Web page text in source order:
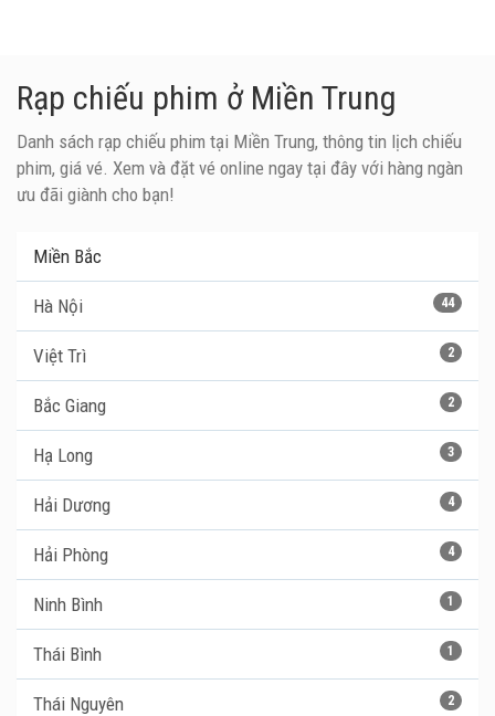
Rạp chiếu phim ở Miền Trung
Danh sách rạp chiếu phim tại Miền Trung, thông tin lịch chiếu
phim, giá vé. Xem và đặt vé online ngay tại đây với hàng ngàn
ưu đãi giành cho bạn!
Miền Bắc
44
Hà Nội
2
Việt Trì
2
Bắc Giang
3
Hạ Long
4
Hải Dương
4
Hải Phòng
1
Ninh Bình
1
Thái Bình
2
Thái Nguyên